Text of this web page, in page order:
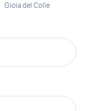
Gioia del Colle